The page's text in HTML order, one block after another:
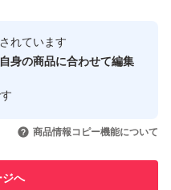
・安全なユーザーです
引を完了させた実績があります
の取引実績があります
されています
身の商品に合わせて編集
商品情報コピー機能について
ジへ